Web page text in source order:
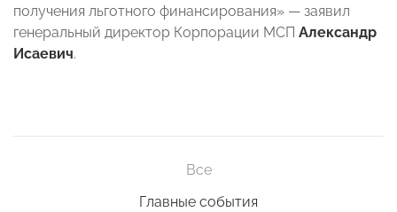
получения льготного финансирования» — заявил
генеральный директор Корпорации МСП Александр
Исаевич.
Все
Главные события